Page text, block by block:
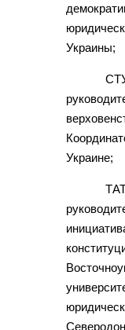
Украины;
Украине;